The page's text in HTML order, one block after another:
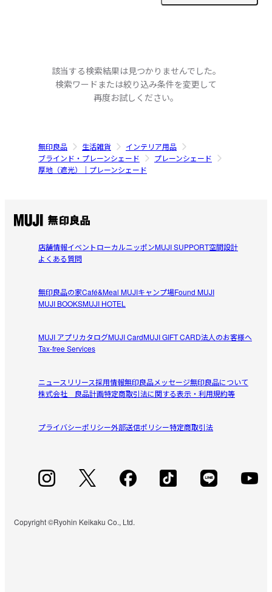
該当する検索結果は見つかりませんでした。
検索ワードまたは絞り込み条件を変更して
再度お試しください。
無印良品 生活雑貨
インテリア用品
ブラインド・プレーンシェード
プレーンシェード
厚地（遮光）｜プレーンシェード
店舗情報イベントローカルニッポンMUJI SUPPORT空間設計
よくある質問
無印良品の家Café&Meal MUJIキャンプ場Found MUJI
MUJI BOOKSMUJI HOTEL
MUJI アプリカタログMUJI CardMUJI GIFT CARD法人のお客様へ
Tax-free Services
ニュースリリース採用情報無印良品メッセージ無印良品について
株式会社 良品計画特定商取引法に関する表示・利用規約等
プライバシーポリシー外部送信ポリシー特定商取引法
Copyright ©Ryohin Keikaku Co., Ltd.